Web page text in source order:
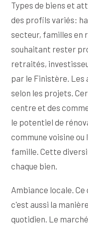
Types de biens et
des profils variés:
secteur, familles en
souhaitant rester
retraités,
par le Finistère. Les
selon les projets.
centre et des
le potentiel de
commune voisine
famille. Cette
chaque bien.
Ambiance locale.
c'est aussi la
quotidien. Le